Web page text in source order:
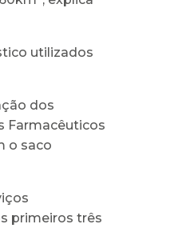
utilizados
dos
Farmacêuticos
o saco
primeiros três